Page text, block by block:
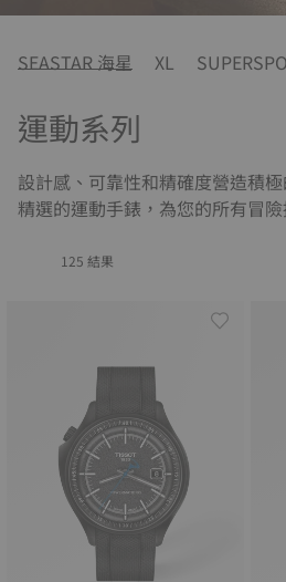
SEASTAR 海星 XL
運動系列
設計感、可靠性和精確度營造積
精選的運動手錶，為您的所有冒
125 結果